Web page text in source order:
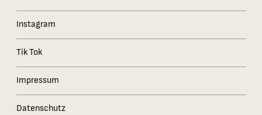
Instagram
Tik Tok
Impressum
Datenschutz